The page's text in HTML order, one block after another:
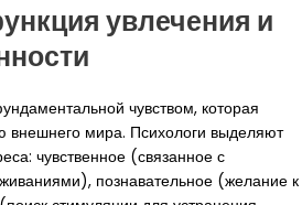
увлечения и
чувством, которая
внешнего мира. Психологи выделяют
чувственное (связанное с
познавательное (желание к